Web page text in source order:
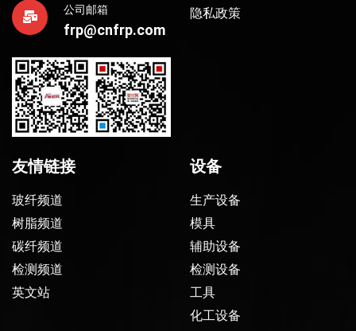
公司邮箱
frp@cnfrp.com
隐私政策
友情链接
玻纤频道
树脂频道
碳纤频道
检测频道
英文站
设备
生产设备
模具
辅助设备
检测设备
工具
化工设备